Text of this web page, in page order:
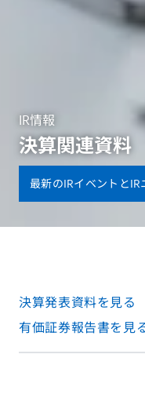
IR情報
決算関連資料
最新のIRイベントとIR
決算発表資料を見る
有価証券報告書を見